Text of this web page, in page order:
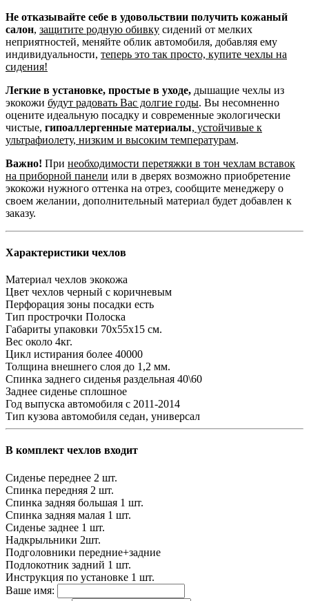
Не отказывайте себе в удовольствии получить кожаный
салон, защитите родную обивку сидений от мелких
неприятностей, меняйте облик автомобиля, добавляя ему
индивидуальности, теперь это так просто, купите чехлы на
сидения!
Легкие в установке, простые в уходе, дышащие чехлы из
экокожи будут радовать Вас долгие годы. Вы несомненно
оцените идеальную посадку и современные экологически
чистые, гипоаллергенные материалы, устойчивые к
ультрафиолету, низким и высоким температурам.
Важно! При необходимости перетяжки в тон чехлам вставок
на приборной панели или в дверях возможно приобретение
экокожи нужного оттенка на отрез, сообщите менеджеру о
своем желании, дополнительный материал будет добавлен к
заказу.
Характеристики чехлов
Материал чехлов экокожа
Цвет чехлов черный с коричневым
Перфорация зоны посадки есть
Тип прострочки Полоска
Габариты упаковки 70х55х15 см.
Вес около 4кг.
Цикл истирания более 40000
Толщина внешнего слоя до 1,2 мм.
Спинка заднего сиденья раздельная 40\60
Заднее сиденье сплошное
Год выпуска автомобиля с 2011-2014
Тип кузова автомобиля седан, универсал
В комплект чехлов входит
Сиденье переднее 2 шт.
Спинка передняя 2 шт.
Спинка задняя большая 1 шт.
Спинка задняя малая 1 шт.
Сиденье заднее 1 шт.
Надкрыльники 2шт.
Подголовники передние+задние
Подлокотник задний 1 шт.
Инструкция по установке 1 шт.
Ваше имя: